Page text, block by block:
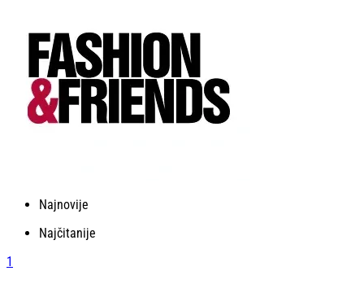
Najnovije
Najčitanije
1